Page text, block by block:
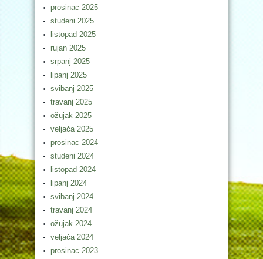
prosinac 2025
studeni 2025
listopad 2025
rujan 2025
srpanj 2025
lipanj 2025
svibanj 2025
travanj 2025
ožujak 2025
veljača 2025
prosinac 2024
studeni 2024
listopad 2024
lipanj 2024
svibanj 2024
travanj 2024
ožujak 2024
veljača 2024
prosinac 2023